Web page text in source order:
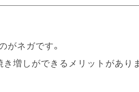
がネガです。
増しができるメリットがあり